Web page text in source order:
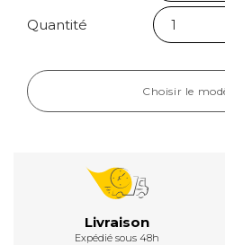
Quantité
Choisir le
Livraison
Expédié sous 48h